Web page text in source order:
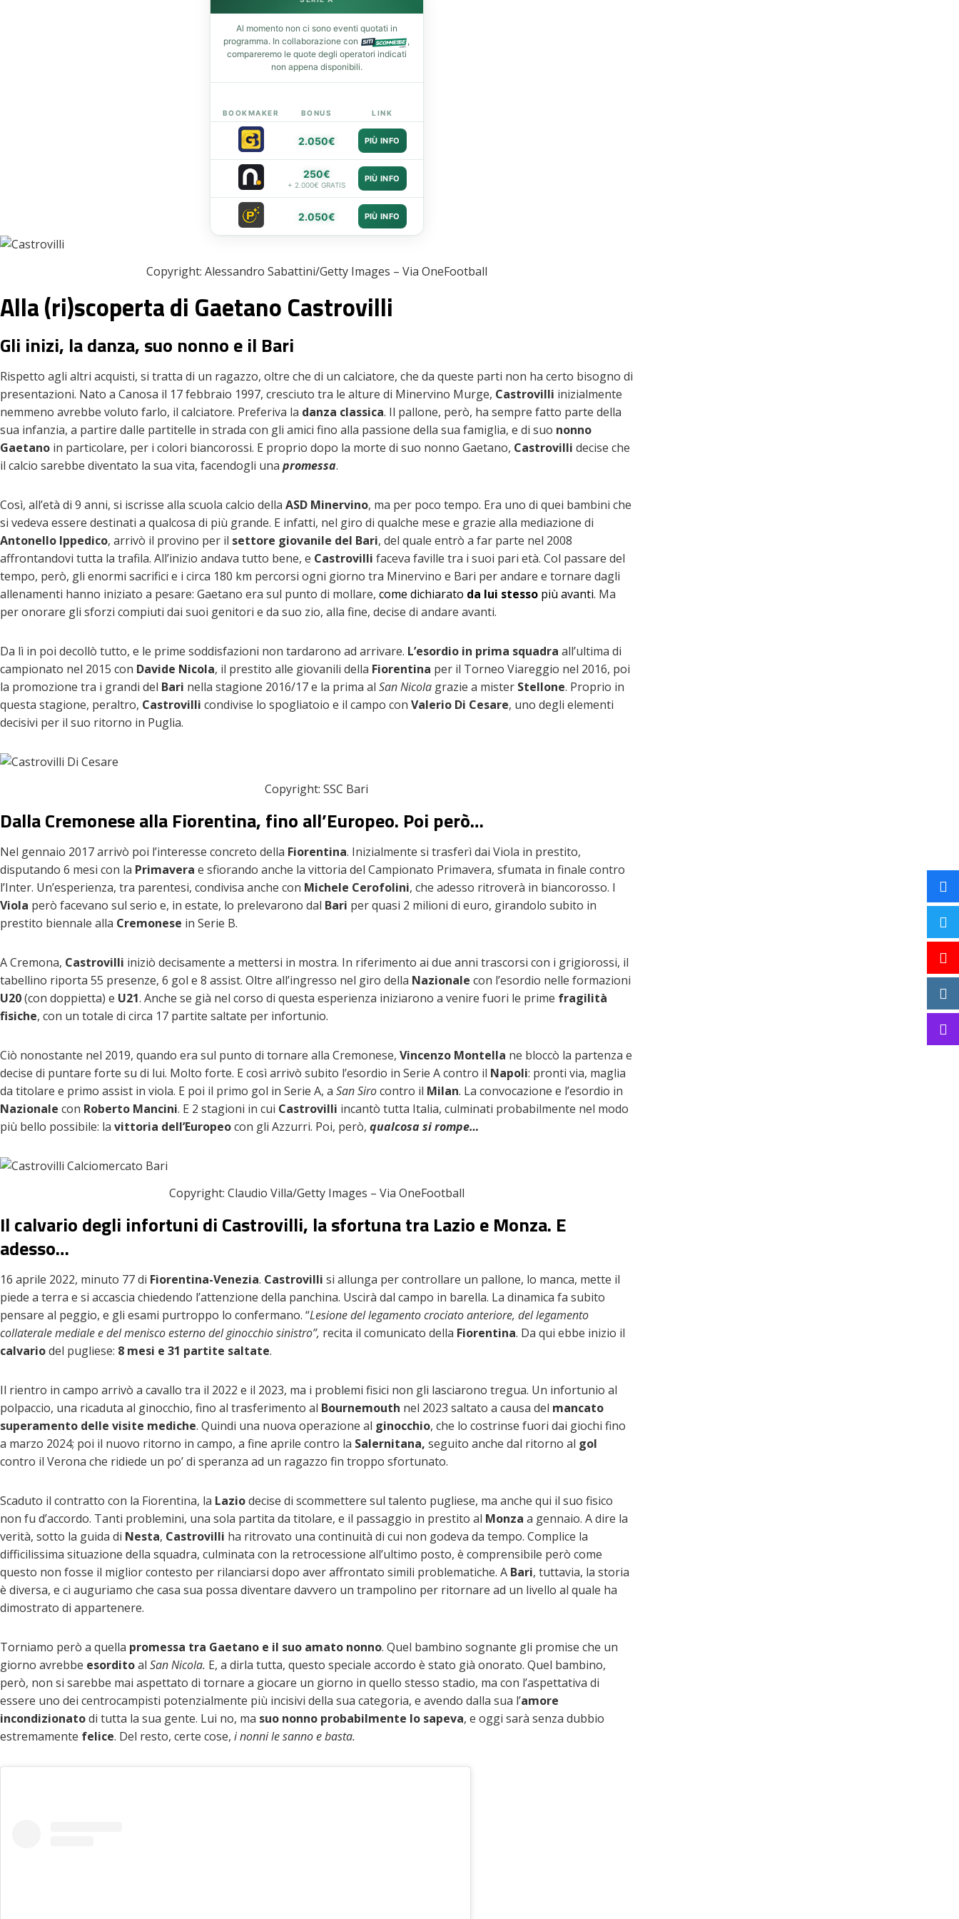
Al momento non ci sono eventi quotati in
programma. In collaborazione con
,
compareremo le quote degli operatori indicati
non appena disponibili.
BOOKMAKER BONUS LINK
2.050€ PIÙ INFO
250€
+ 2.000€ GRATIS
PIÙ INFO
2.050€ PIÙ INFO
Copyright: Alessandro Sabattini/Getty Images – Via OneFootball
Alla (ri)scoperta di Gaetano Castrovilli
Gli inizi, la danza, suo nonno e il Bari
Rispetto agli altri acquisti, si tratta di un ragazzo, oltre che di un calciatore, che da queste parti non ha certo bisogno di
presentazioni. Nato a Canosa il 17 febbraio 1997, cresciuto tra le alture di Minervino Murge, Castrovilli inizialmente
nemmeno avrebbe voluto farlo, il calciatore. Preferiva la danza classica. Il pallone, però, ha sempre fatto parte della
sua infanzia, a partire dalle partitelle in strada con gli amici fino alla passione della sua famiglia, e di suo nonno
Gaetano in particolare, per i colori biancorossi. E proprio dopo la morte di suo nonno Gaetano, Castrovilli decise che
il calcio sarebbe diventato la sua vita, facendogli una promessa.
Così, all’età di 9 anni, si iscrisse alla scuola calcio della ASD Minervino, ma per poco tempo. Era uno di quei bambini che
si vedeva essere destinati a qualcosa di più grande. E infatti, nel giro di qualche mese e grazie alla mediazione di
Antonello Ippedico, arrivò il provino per il settore giovanile del Bari, del quale entrò a far parte nel 2008
affrontandovi tutta la trafila. All’inizio andava tutto bene, e Castrovilli faceva faville tra i suoi pari età. Col passare del
tempo, però, gli enormi sacrifici e i circa 180 km percorsi ogni giorno tra Minervino e Bari per andare e tornare dagli
allenamenti hanno iniziato a pesare: Gaetano era sul punto di mollare, come dichiarato da lui stesso più avanti. Ma
per onorare gli sforzi compiuti dai suoi genitori e da suo zio, alla fine, decise di andare avanti.
Da lì in poi decollò tutto, e le prime soddisfazioni non tardarono ad arrivare. L’esordio in prima squadra all’ultima di
campionato nel 2015 con Davide Nicola, il prestito alle giovanili della Fiorentina per il Torneo Viareggio nel 2016, poi
la promozione tra i grandi del Bari nella stagione 2016/17 e la prima al San Nicola grazie a mister Stellone. Proprio in
questa stagione, peraltro, Castrovilli condivise lo spogliatoio e il campo con Valerio Di Cesare, uno degli elementi
decisivi per il suo ritorno in Puglia.
Copyright: SSC Bari
Dalla Cremonese alla Fiorentina, fino all’Europeo. Poi però…
Nel gennaio 2017 arrivò poi l’interesse concreto della Fiorentina. Inizialmente si trasferì dai Viola in prestito,
disputando 6 mesi con la Primavera e sfiorando anche la vittoria del Campionato Primavera, sfumata in finale contro
l’Inter. Un’esperienza, tra parentesi, condivisa anche con Michele Cerofolini, che adesso ritroverà in biancorosso. I
Viola però facevano sul serio e, in estate, lo prelevarono dal Bari per quasi 2 milioni di euro, girandolo subito in
prestito biennale alla Cremonese in Serie B.
A Cremona, Castrovilli iniziò decisamente a mettersi in mostra. In riferimento ai due anni trascorsi con i grigiorossi, il
tabellino riporta 55 presenze, 6 gol e 8 assist. Oltre all’ingresso nel giro della Nazionale con l’esordio nelle formazioni
U20(con doppietta) e U21. Anche se già nel corso di questa esperienza iniziarono a venire fuori le prime fragilità
fisiche, con un totale di circa 17 partite saltate per infortunio.
Ciò nonostante nel 2019, quando era sul punto di tornare alla Cremonese, Vincenzo Montella ne bloccò la partenza e
decise di puntare forte su di lui. Molto forte. E così arrivò subito l’esordio in Serie A contro il Napoli: pronti via, maglia
da titolare e primo assist in viola. E poi il primo gol in Serie A, a San Sirocontro il Milan. La convocazione e l’esordio in
Nazionale con Roberto Mancini. E 2 stagioni in cui Castrovilli incantò tutta Italia, culminati probabilmente nel modo
più bello possibile: la vittoria dell’Europeocon gli Azzurri. Poi, però, qualcosa si rompe…
Copyright: Claudio Villa/Getty Images – Via OneFootball
Il calvario degli infortuni di Castrovilli, la sfortuna tra Lazio e Monza. E
adesso…
16 aprile 2022, minuto 77 di Fiorentina-Venezia. Castrovilli si allunga per controllare un pallone, lo manca, mette il
piede a terra e si accascia chiedendo l’attenzione della panchina. Uscirà dal campo in barella. La dinamica fa subito
pensare al peggio, e gli esami purtroppo lo confermano. “Lesione del legamento crociato anteriore, del legamento
collaterale mediale e del menisco esterno del ginocchio sinistro”, recita il comunicato della Fiorentina. Da qui ebbe inizio il
calvariodel pugliese: 8 mesi e 31 partite saltate.
Il rientro in campo arrivò a cavallo tra il 2022 e il 2023, ma i problemi fisici non gli lasciarono tregua. Un infortunio al
polpaccio, una ricaduta al ginocchio, fino al trasferimento al Bournemouth nel 2023 saltato a causa del mancato
superamento delle visite mediche. Quindi una nuova operazione al ginocchio, che lo costrinse fuori dai giochi fino
a marzo 2024; poi il nuovo ritorno in campo, a fine aprile contro la Salernitana, seguito anche dal ritorno al gol
contro il Verona che ridiede un po’ di speranza ad un ragazzo fin troppo sfortunato.
Scaduto il contratto con la Fiorentina, la Laziodecise di scommettere sul talento pugliese, ma anche qui il suo fisico
non fu d’accordo. Tanti problemini, una sola partita da titolare, e il passaggio in prestito al Monza a gennaio. A dire la
verità, sotto la guida di Nesta, Castrovilli ha ritrovato una continuità di cui non godeva da tempo. Complice la
difficilissima situazione della squadra, culminata con la retrocessione all’ultimo posto, è comprensibile però come
questo non fosse il miglior contesto per rilanciarsi dopo aver affrontato simili problematiche. A Bari, tuttavia, la storia
è diversa, e ci auguriamo che casa sua possa diventare davvero un trampolino per ritornare ad un livello al quale ha
dimostrato di appartenere.
Torniamo però a quella promessa tra Gaetano e il suo amato nonno. Quel bambino sognante gli promise che un
giorno avrebbe esorditoal San Nicola. E, a dirla tutta, questo speciale accordo è stato già onorato. Quel bambino,
però, non si sarebbe mai aspettato di tornare a giocare un giorno in quello stesso stadio, ma con l’aspettativa di
essere uno dei centrocampisti potenzialmente più incisivi della sua categoria, e avendo dalla sua l’amore
incondizionatodi tutta la sua gente. Lui no, ma suo nonno probabilmente lo sapeva, e oggi sarà senza dubbio
estremamente felice. Del resto, certe cose, i nonni le sanno e basta.